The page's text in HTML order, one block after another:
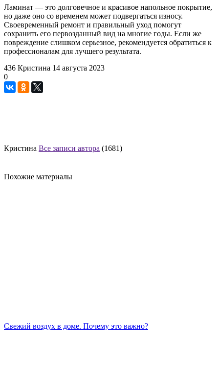
Ламинат — это долговечное и красивое напольное покрытие,
но даже оно со временем может подвергаться износу.
Своевременный ремонт и правильный уход помогут
сохранить его первозданный вид на многие годы. Если же
повреждение слишком серьезное, рекомендуется обратиться к
профессионалам для лучшего результата.
436 Кристина 14 августа 2023
0
Кристина Все записи автора (1681)
Похожие материалы
Свежий воздух в доме. Почему это важно?